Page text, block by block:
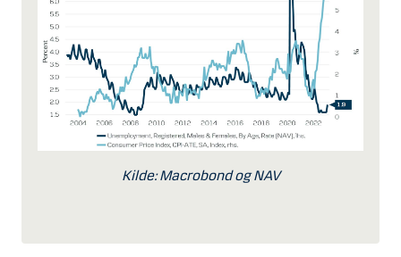
Kilde: Macrobond og NAV